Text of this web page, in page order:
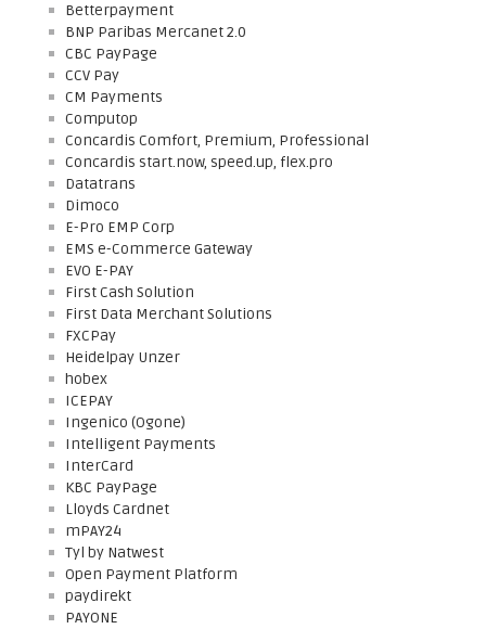
Betterpayment
BNP Paribas Mercanet 2.0
CBC PayPage
CCV Pay
CM Payments
Computop
Concardis Comfort, Premium, Professional
Concardis start.now, speed.up, flex.pro
Datatrans
Dimoco
E-Pro EMP Corp
EMS e-Commerce Gateway
EVO E-PAY
First Cash Solution
First Data Merchant Solutions
FXCPay
Heidelpay Unzer
hobex
ICEPAY
Ingenico (Ogone)
Intelligent Payments
InterCard
KBC PayPage
Lloyds Cardnet
mPAY24
Tyl by Natwest
Open Payment Platform
paydirekt
PAYONE